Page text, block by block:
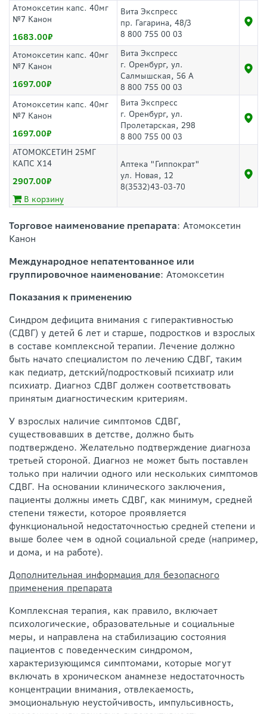
Атомоксетин капс. 40мг
№7 Канон
1683.00
Вита Экспресс
пр. Гагарина, 48/3
8 800 755 00 03
Атомоксетин капс. 40мг
№7 Канон
1697.00
Вита Экспресс
г. Оренбург, ул.
Салмышская, 56 А
8 800 755 00 03
Атомоксетин капс. 40мг
№7 Канон
1697.00
Вита Экспресс
г. Оренбург, ул.
Пролетарская, 298
8 800 755 00 03
АТОМОКСЕТИН 25МГ
КАПС Х14
2907.00
В корзину
Аптека "Гиппократ"
ул. Новая, 12
8(3532)43-03-70
Торговое наименование препарата: Атомоксетин
Канон
Международное непатентованное или
группировочное наименование: Атомоксетин
Показания к применению
Синдром дефицита внимания с гиперактивностью
(СДВГ) у детей 6 лет и старше, подростков и взрослых
в составе комплексной терапии. Лечение должно
быть начато специалистом по лечению СДВГ, таким
как педиатр, детский/подростковый психиатр или
психиатр. Диагноз СДВГ должен соответствовать
принятым диагностическим критериям.
У взрослых наличие симптомов СДВГ,
существовавших в детстве, должно быть
подтверждено. Желательно подтверждение диагноза
третьей стороной. Диагноз не может быть поставлен
только при наличии одного или нескольких симптомов
СДВГ. На основании клинического заключения,
пациенты должны иметь СДВГ, как минимум, средней
степени тяжести, которое проявляется
функциональной недостаточностью средней степени и
выше более чем в одной социальной среде (например,
и дома, и на работе).
Дополнительная информация для безопасного
применения препарата
Комплексная терапия, как правило, включает
психологические, образовательные и социальные
меры, и направлена на стабилизацию состояния
пациентов с поведенческим синдромом,
характеризующимся симптомами, которые могут
включать в хроническом анамнезе недостаточность
концентрации внимания, отвлекаемость,
эмоциональную неустойчивость, импульсивность,